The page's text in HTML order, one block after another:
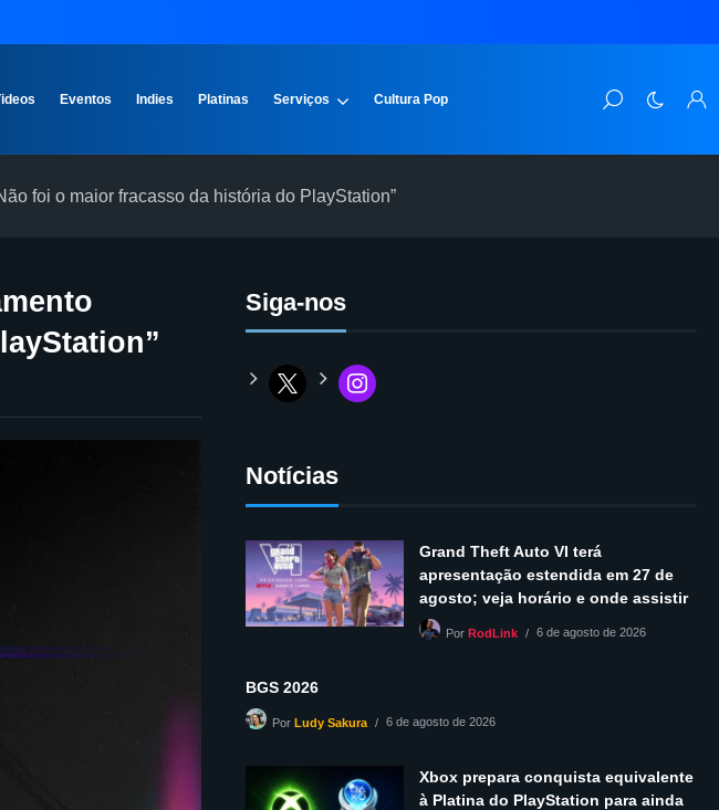
Eventos Indies Platinas Serviços Cultura Pop
foi o maior fracasso da história do PlayStation”
Siga-nos
Notícias
Grand Theft Auto VI terá
apresentação estendida em 27 de
agosto; veja horário e onde assistir
PorRodLink 6 de agosto de 2026
BGS 2026
PorLudy Sakura 6 de agosto de 2026
Xbox prepara conquista equivalente
à Platina do PlayStation para ainda